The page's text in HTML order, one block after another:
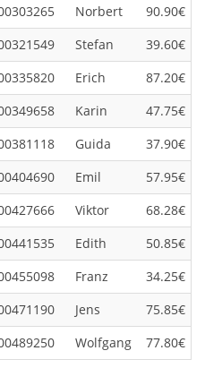
Norbert
90.90€
Stefan
39.60€
Erich
87.20€
Karin
47.75€
Guida
37.90€
Emil
57.95€
Viktor
68.28€
Edith
50.85€
Franz
34.25€
Jens
75.85€
Wolfgang 77.80€